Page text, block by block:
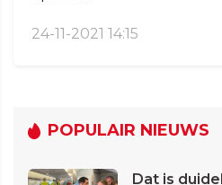
24-11-2021 14:15
POPULAIR NIEUWS
Dat is